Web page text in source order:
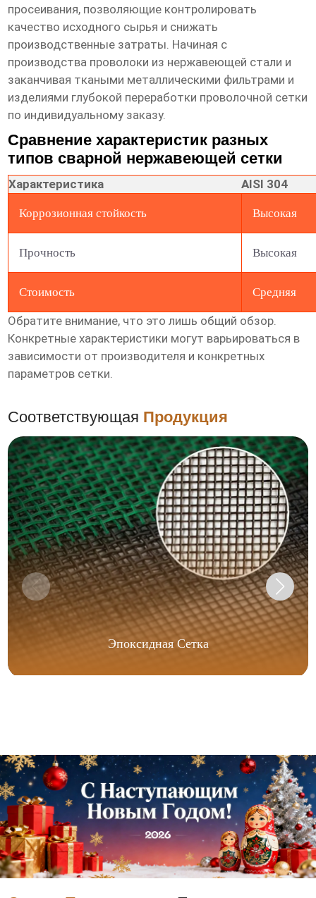
просеивания, позволяющие контролировать
качество исходного сырья и снижать
производственные затраты. Начиная с
производства проволоки из нержавеющей стали и
заканчивая ткаными металлическими фильтрами и
изделиями глубокой переработки проволочной сетки
по индивидуальному заказу.
Сравнение характеристик разных
типов сварной нержавеющей сетки
Характеристика AISI 304
Коррозионная стойкость Высокая
Прочность Высокая
Стоимость Средняя
Обратите внимание, что это лишь общий обзор.
Конкретные характеристики могут варьироваться в
зависимости от производителя и конкретных
параметров сетки.
Соответствующая Продукция
Эпоксидная Сетка